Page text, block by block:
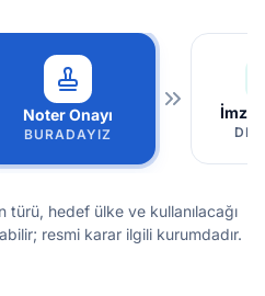
Noter Onayı
BURADAYIZ
İmza
türü, hedef ülke ve kullanılacağı
resmi karar ilgili kurumdadır.